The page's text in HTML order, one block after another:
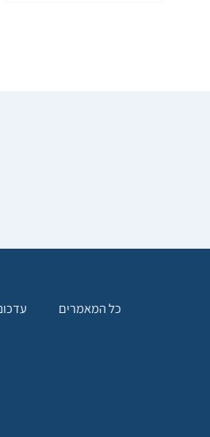
כל המאמרים